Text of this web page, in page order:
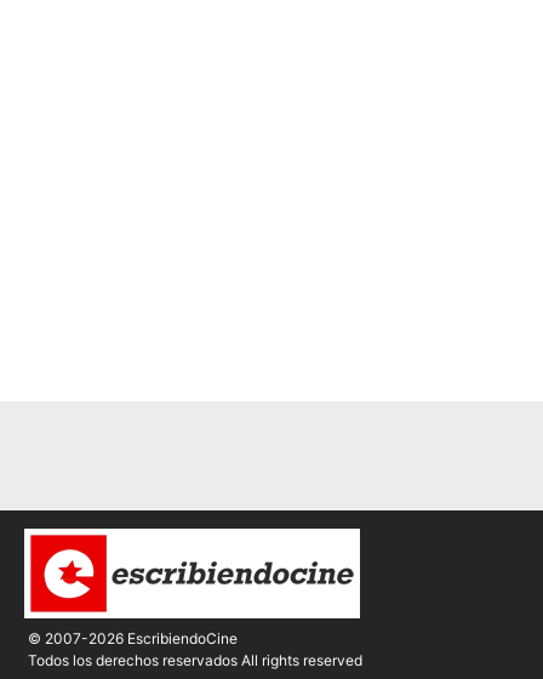
© 2007-2026 EscribiendoCine
Todos los derechos reservados All rights reserved